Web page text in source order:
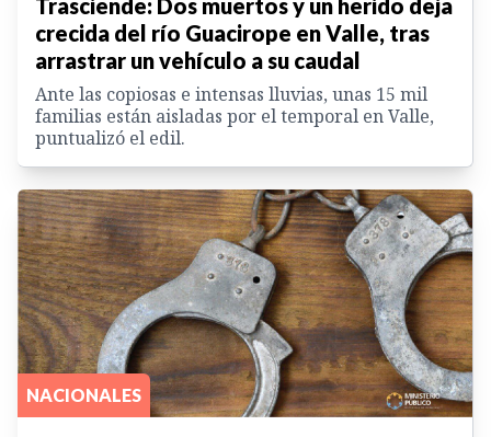
crecida del río Guacirope en Valle, tras
arrastrar un vehículo a su caudal
Ante las copiosas e intensas lluvias, unas 15 mil
familias están aisladas por el temporal en Valle,
puntualizó el edil.
NACIONALES